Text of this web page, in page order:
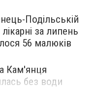
Подільській
лікарні за липень
56 малюків
Кам'янця
без води